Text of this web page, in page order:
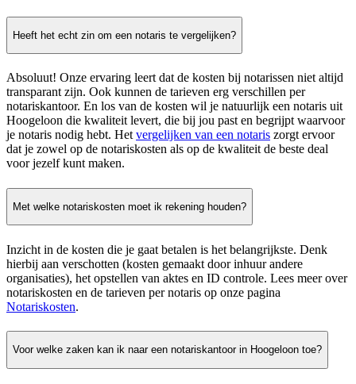
Heeft het echt zin om een notaris te vergelijken?
Absoluut! Onze ervaring leert dat de kosten bij notarissen niet altijd
transparant zijn. Ook kunnen de tarieven erg verschillen per
notariskantoor. En los van de kosten wil je natuurlijk een notaris uit
Hoogeloon die kwaliteit levert, die bij jou past en begrijpt waarvoor
je notaris nodig hebt. Hetvergelijken van een notaris zorgt ervoor
dat je zowel op de notariskosten als op de kwaliteit de beste deal
voor jezelf kunt maken.
Met welke notariskosten moet ik rekening houden?
Inzicht in de kosten die je gaat betalen is het belangrijkste. Denk
hierbij aan verschotten (kosten gemaakt door inhuur andere
organisaties), het opstellen van aktes en ID controle. Lees meer over
notariskosten en de tarieven per notaris op onze pagina
Notariskosten.
Voor welke zaken kan ik naar een notariskantoor in Hoogeloon toe?